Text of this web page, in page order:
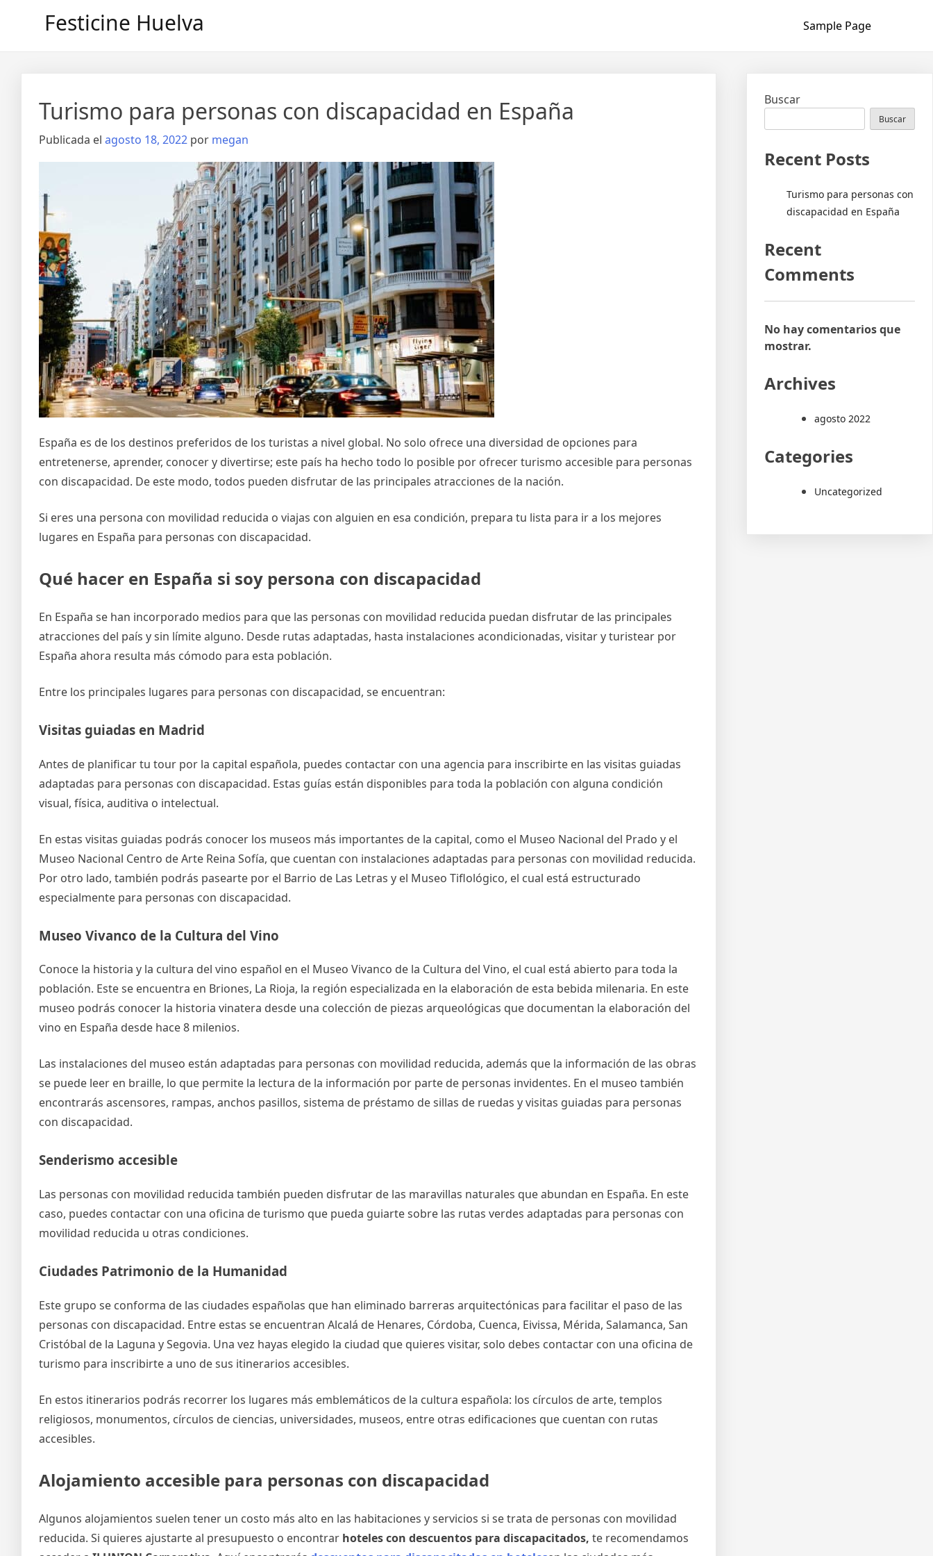
Festicine Huelva Sample Page
Turismo para personas con discapacidad en España
Publicada el agosto 18, 2022 por megan
España es de los destinos preferidos de los turistas a nivel global. No solo ofrece una diversidad de opciones para
entretenerse, aprender, conocer y divertirse; este país ha hecho todo lo posible por ofrecer turismo accesible para personas
con discapacidad. De este modo, todos pueden disfrutar de las principales atracciones de la nación.
Si eres una persona con movilidad reducida o viajas con alguien en esa condición, prepara tu lista para ir a los mejores
lugares en España para personas con discapacidad.
Qué hacer en España si soy persona con discapacidad
En España se han incorporado medios para que las personas con movilidad reducida puedan disfrutar de las principales
atracciones del país y sin límite alguno. Desde rutas adaptadas, hasta instalaciones acondicionadas, visitar y turistear por
España ahora resulta más cómodo para esta población.
Entre los principales lugares para personas con discapacidad, se encuentran:
Visitas guiadas en Madrid
Antes de planificar tu tour por la capital española, puedes contactar con una agencia para inscribirte en las visitas guiadas
adaptadas para personas con discapacidad. Estas guías están disponibles para toda la población con alguna condición
visual, física, auditiva o intelectual.
En estas visitas guiadas podrás conocer los museos más importantes de la capital, como el Museo Nacional del Prado y el
Museo Nacional Centro de Arte Reina Sofía, que cuentan con instalaciones adaptadas para personas con movilidad reducida.
Por otro lado, también podrás pasearte por el Barrio de Las Letras y el Museo Tiflológico, el cual está estructurado
especialmente para personas con discapacidad.
Museo Vivanco de la Cultura del Vino
Conoce la historia y la cultura del vino español en el Museo Vivanco de la Cultura del Vino, el cual está abierto para toda la
población. Este se encuentra en Briones, La Rioja, la región especializada en la elaboración de esta bebida milenaria. En este
museo podrás conocer la historia vinatera desde una colección de piezas arqueológicas que documentan la elaboración del
vino en España desde hace 8 milenios.
Las instalaciones del museo están adaptadas para personas con movilidad reducida, además que la información de las obras
se puede leer en braille, lo que permite la lectura de la información por parte de personas invidentes. En el museo también
encontrarás ascensores, rampas, anchos pasillos, sistema de préstamo de sillas de ruedas y visitas guiadas para personas
con discapacidad.
Senderismo accesible
Las personas con movilidad reducida también pueden disfrutar de las maravillas naturales que abundan en España. En este
caso, puedes contactar con una oficina de turismo que pueda guiarte sobre las rutas verdes adaptadas para personas con
movilidad reducida u otras condiciones.
Ciudades Patrimonio de la Humanidad
Este grupo se conforma de las ciudades españolas que han eliminado barreras arquitectónicas para facilitar el paso de las
personas con discapacidad. Entre estas se encuentran Alcalá de Henares, Córdoba, Cuenca, Eivissa, Mérida, Salamanca, San
Cristóbal de la Laguna y Segovia. Una vez hayas elegido la ciudad que quieres visitar, solo debes contactar con una oficina de
turismo para inscribirte a uno de sus itinerarios accesibles.
En estos itinerarios podrás recorrer los lugares más emblemáticos de la cultura española: los círculos de arte, templos
religiosos, monumentos, círculos de ciencias, universidades, museos, entre otras edificaciones que cuentan con rutas
accesibles.
Alojamiento accesible para personas con discapacidad
Algunos alojamientos suelen tener un costo más alto en las habitaciones y servicios si se trata de personas con movilidad
reducida. Si quieres ajustarte al presupuesto o encontrar hoteles con descuentos para discapacitados, te recomendamos
Buscar
Buscar
Recent Posts
Turismo para personas con
discapacidad en España
Recent
Comments
No hay comentarios que
mostrar.
Archives
agosto 2022
Categories
Uncategorized